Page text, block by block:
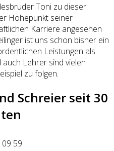
Toni zu dieser
Höhepunkt seiner
Karriere angesehen
ist uns schon bisher ein
Leistungen als
Lehrer sind vielen
zu folgen.
Schreier seit 30